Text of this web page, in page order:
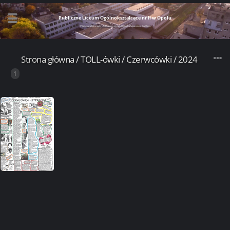
Publiczne Liceum Ogólnokształcące nr II w Opolu
Witamy w szkolnej galerii Publicznego Liceum Ogólnokształcącego nr II w Opolu
Strona główna/TOLL-ówki/Czerwcówki/2024
1